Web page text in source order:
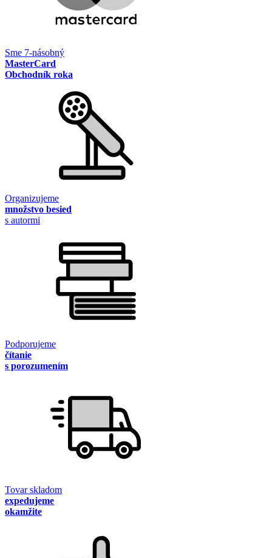
Sme 7-násobný
MasterCard
Obchodník roka
Organizujeme
množstvo besied
s autormi
Podporujeme
čítanie
s porozumením
Tovar skladom
expedujeme
okamžite